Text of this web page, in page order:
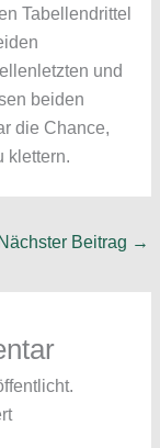
Tabellendrittel
und
beiden
die Chance,
klettern.
Nächster Beitrag →